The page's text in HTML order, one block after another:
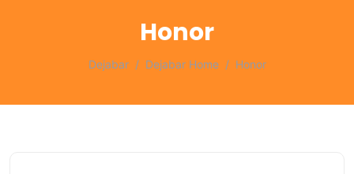
Honor
Dejabar Dejabar Home Honor